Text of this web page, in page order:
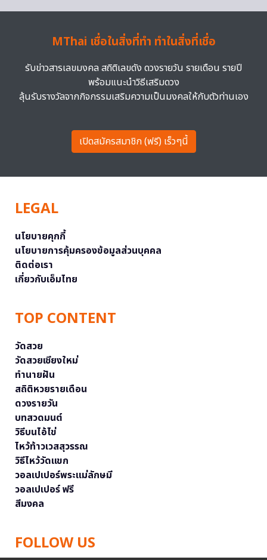
MThai เชื่อในสิ่งที่ทำ ทำในสิ่งที่เชื่อ
รับข่าวสารเลขมงคล สถิติเลขดัง ดวงรายวัน รายเดือน รายปี
พร้อมแนะนำวิธีเสริมดวง
ลุ้นรับรางวัลจากกิจกรรมเสริมความเป็นมงคลให้กับตัวท่านเอง
เปิดสมัครสมาชิก (ฟรี) เร็วๆนี้
LEGAL
นโยบายคุกกี้
นโยบายการคุ้มครองข้อมูลส่วนบุคคล
ติดต่อเรา
เกี่ยวกับเอ็มไทย
TOP CONTENT
วัดสวย
วัดสวยเชียงใหม่
ทำนายฝัน
สถิติหวยรายเดือน
ดวงรายวัน
บทสวดมนต์
วิธีบนไอ้ไข่
ไหว้ท้าวเวสสุวรรณ
วิธีไหว้วัดแขก
วอลเปเปอร์พระแม่ลักษมี
วอลเปเปอร์ ฟรี
สีมงคล
FOLLOW US